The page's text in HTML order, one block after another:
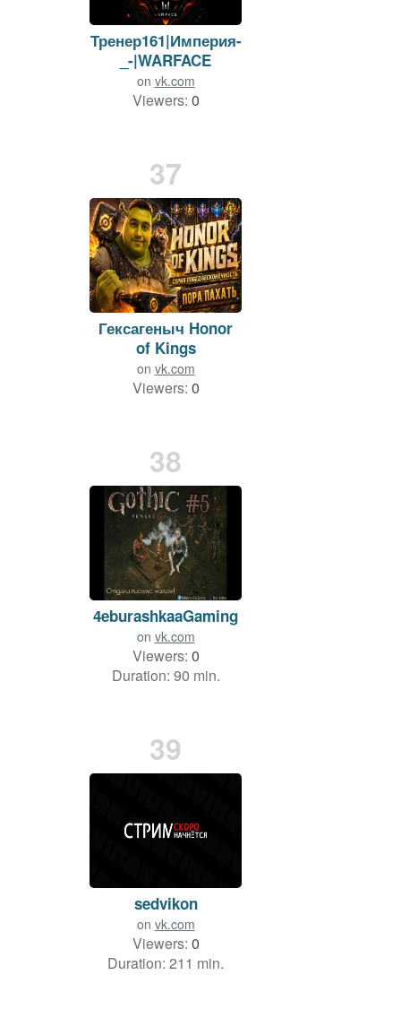
Тренер161|Империя-
_-|WARFACE
on vk.com
Viewers: 0
37
Гексагеныч Honor
of Kings
on vk.com
Viewers: 0
38
4eburashkaaGaming
on vk.com
Viewers: 0
Duration: 90 min.
39
sedvikon
on vk.com
Viewers: 0
Duration: 211 min.